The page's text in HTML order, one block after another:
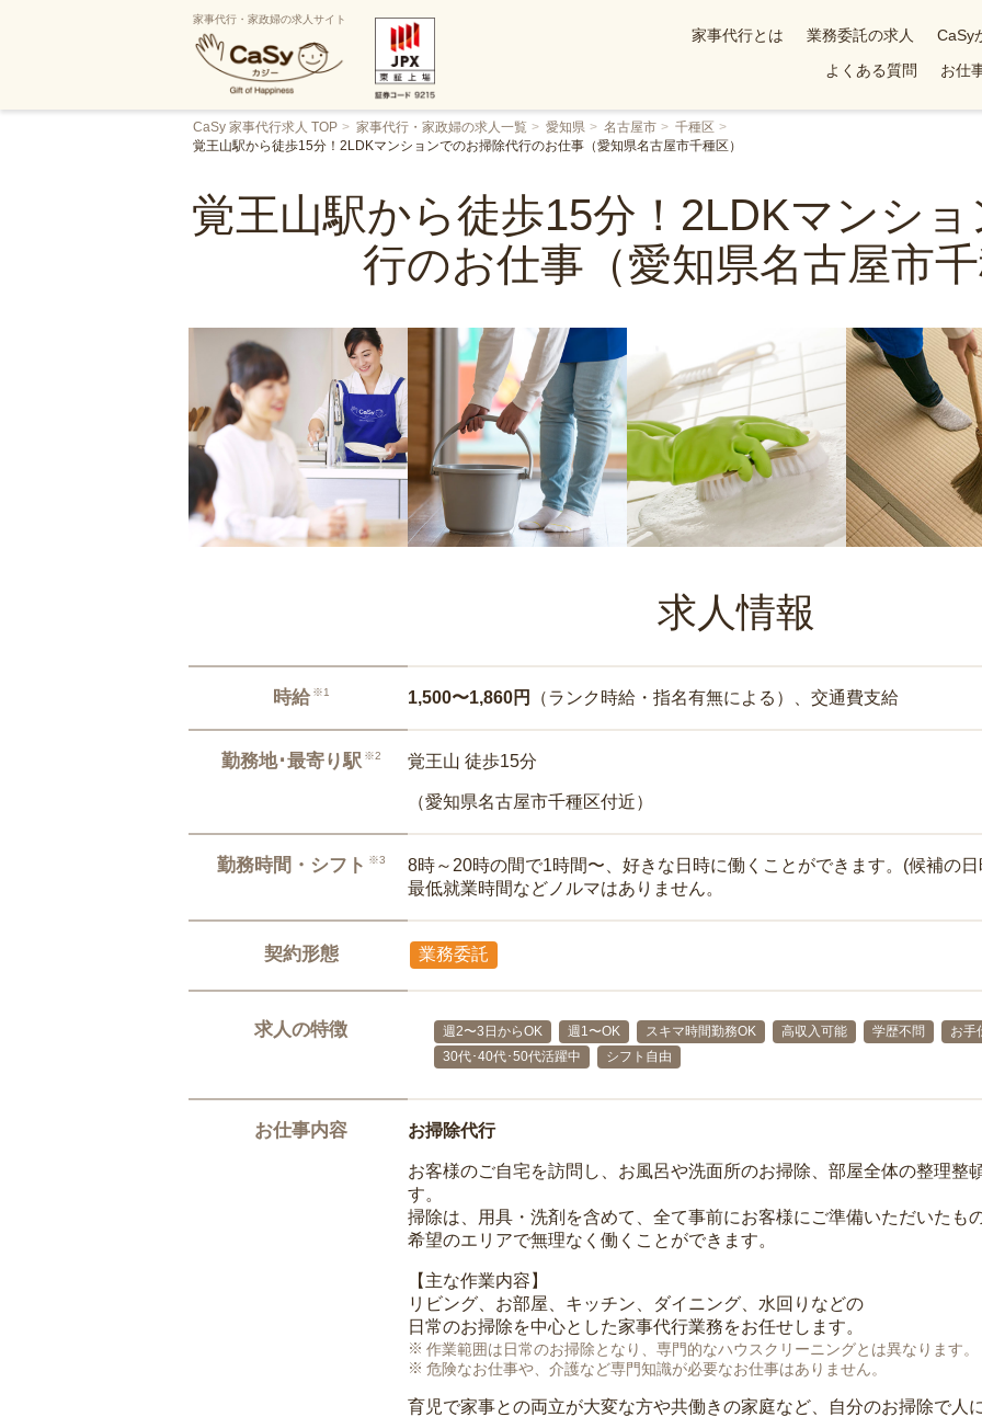
家事代行・家政婦の求人サイト
家事代行とは 業務委託の求人 CaSy
よくある質問
お仕
CaSy 家事代行求人 TOP 家事代行・家政婦の求人一覧 愛知県 名古屋市
千種区
覚王山駅から徒歩15分！2LDKマンションでのお掃除代行のお仕事（愛知県名古屋市千種区）
覚王山駅から徒歩15分！2LDKマンシ
行のお仕事（愛知県名古屋市千
求人情報
時給 ※1 1,500〜1,860円 （ランク時給・指名有無による）、交通費支給
勤務地･最寄り駅 ※2 覚王山 徒歩15分
（愛知県名古屋市千種区付近）
勤務時間・シフト ※3
8時～20時の間で1時間〜、好きな日時に働くことができます。(候補の
最低就業時間などノルマはありません。
契約形態 業務委託
求人の特徴 週2〜3日からOK 週1〜OK スキマ時間勤務OK 高収入可能 学歴不問 お手
30代･40代･50代活躍中
シフト自由
お仕事内容 お掃除代行
お客様のご自宅を訪問し、お風呂や洗面所のお掃除、部屋全体の整理整
す。
掃除は、用具・洗剤を含めて、全て事前にお客様にご準備いただいたも
希望のエリアで無理なく働くことができます。
【主な作業内容】
リビング、お部屋、キッチン、ダイニング、水回りなどの
日常のお掃除を中心とした家事代行業務をお任せします。
作業範囲は日常のお掃除となり、専門的なハウスクリーニングとは異なります。
危険なお仕事や、介護など専門知識が必要なお仕事はありません。
育児で家事との両立が大変な方や共働きの家庭など、自分のお掃除で人